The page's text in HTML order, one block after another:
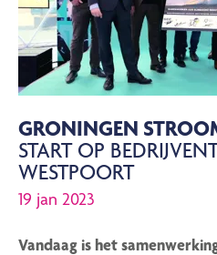
GRONINGEN
START OP
WESTPOORT
19 jan 2023
Vandaag is het